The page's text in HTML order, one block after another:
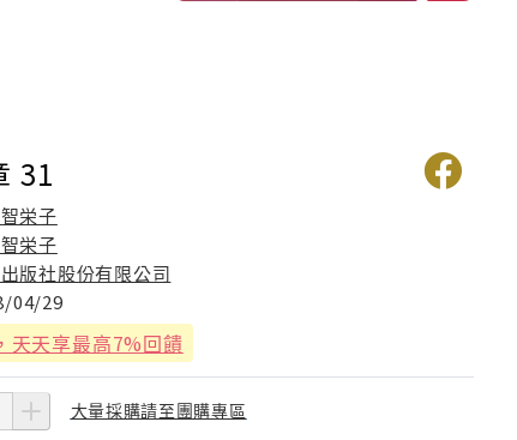
31
栄子
栄子
版社股份有限公司
04/29
，天天享最高7%回饋
大量採購請至團購專區